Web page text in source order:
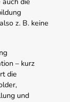
z. B. keine
– kurz
die
und